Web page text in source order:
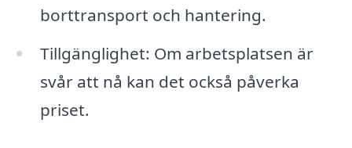
borttransport och hantering.
Tillgänglighet: Om arbetsplatsen är
svår att nå kan det också påverka
priset.